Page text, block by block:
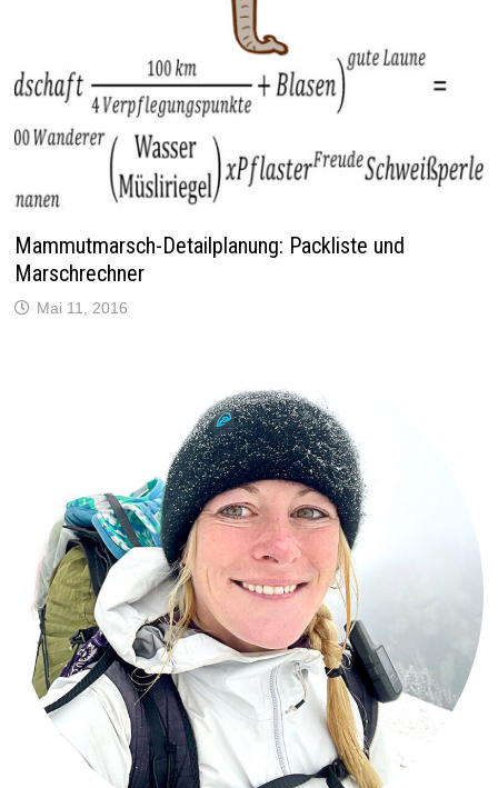
Mammutmarsch-Detailplanung: Packliste und
Marschrechner
Mai 11, 2016